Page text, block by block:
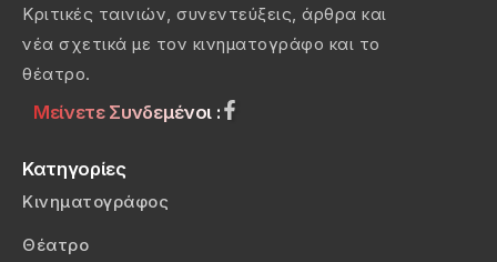
Κριτικές ταινιών, συνεντεύξεις, άρθρα και
νέα σχετικά με τον κινηματογράφο και το
θέατρο.
Μείνετε Συνδεμένοι :
Κατηγορίες
Κινηματογράφος
Θέατρο